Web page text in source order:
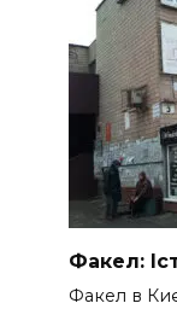
Факел:
Факел в